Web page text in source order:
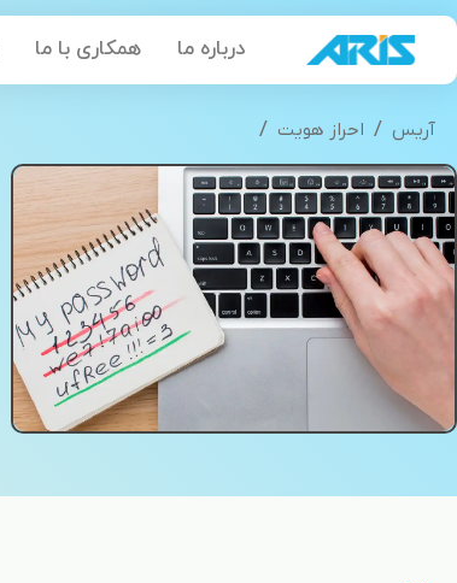
پرش
محتوا
درباره ما همکاری با ما
آریس / احراز هویت /